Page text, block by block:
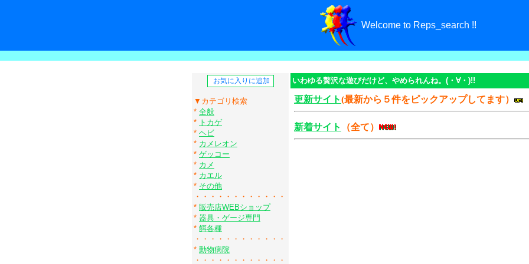
Welcome to Reps_search !!
▼カテゴリ検索
* 全般
* トカゲ
* ヘビ
* カメレオン
* ゲッコー
* カメ
* カエル
* その他
・・・・・・・・・・・・
* 販売店WEBショップ
* 器具・ゲージ専門
* 餌各種
・・・・・・・・・・・・
* 動物病院
・・・・・・・・・・・・
いわゆる贅沢な遊びだけど、やめられんね。(・∀・)!!
更新サイト(最新から５件をピックアップしてます）
新着サイト （全て）